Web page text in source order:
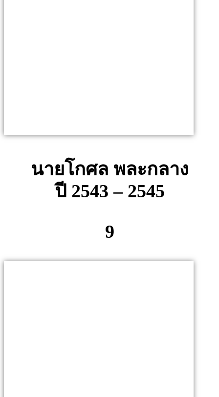
นายโกศล พละกลาง
ปี 2543 – 2545
9